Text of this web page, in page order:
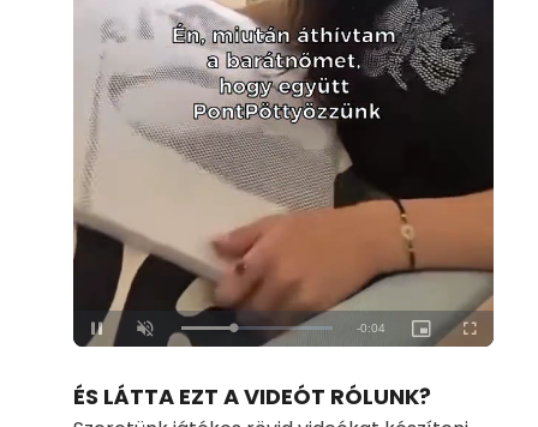
Unmute Loaded:
100.00%
ÉS LÁTTA EZT A VIDEÓT RÓLUNK?